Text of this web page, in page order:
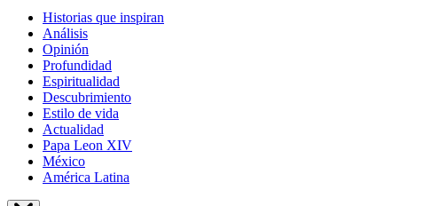
Historias que inspiran
Análisis
Opinión
Profundidad
Espiritualidad
Descubrimiento
Estilo de vida
Actualidad
Papa Leon XIV
México
América Latina